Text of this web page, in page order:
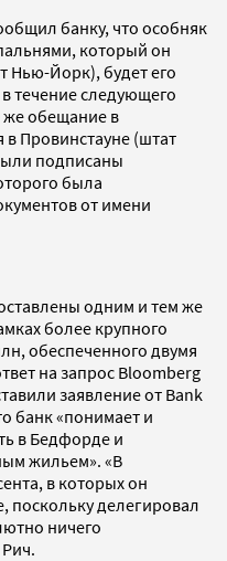
банку, что особняк
который он
Нью-Йорк), будет его
течение следующего
же обещание в
Провинстауне (штат
подписаны
была
от имени
одним и тем же
более крупного
обеспеченного двумя
на запрос Bloomberg
заявление от Bank
банк «понимает и
в Бедфорде и
жильем». «В
в которых он
поскольку делегировал
ничего